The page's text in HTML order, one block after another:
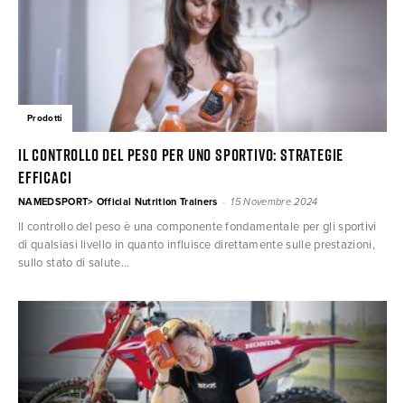
Prodotti
Il controllo del peso per uno sportivo: strategie
efficaci
NAMEDSPORT> Official Nutrition Trainers - 15 Novembre 2024
Il controllo del peso è una componente fondamentale per gli sportivi
di qualsiasi livello in quanto influisce direttamente sulle prestazioni,
sullo stato di salute...